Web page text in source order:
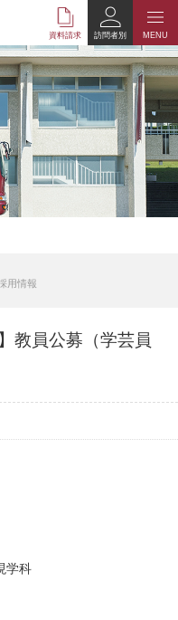
資料請求 MENU
訪問者別
用情報
教員公募（学芸員
学科